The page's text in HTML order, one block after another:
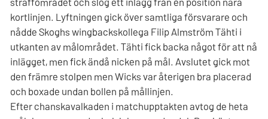
kortlinjen. Lyftningen gick över samtliga försvarare och
nådde Skoghs wingbackskollega Filip Almström Tähti i
utkanten av målområdet. Tähti fick backa något för att nå
inlägget, men fick ändå nicken på mål. Avslutet gick mot
den främre stolpen men Wicks var återigen bra placerad
och boxade undan bollen på mållinjen.
Efter chanskavalkaden i matchupptakten avtog de heta